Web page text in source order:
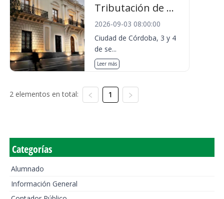
Tributación de ...
2026-09-03 08:00:00
Ciudad de Córdoba, 3 y 4
de se...
Leer más
2 elementos en total: 1
Categorías
Alumnado
Información General